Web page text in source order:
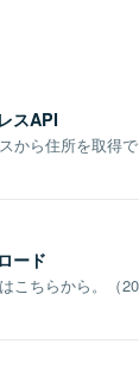
スAPI
から住所を取得
ード
こちらから。（